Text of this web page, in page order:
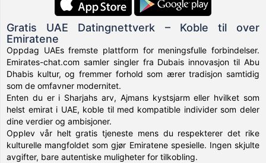
Gratis UAE Datingnettverk – Koble til over
Emiratene
Oppdag UAEs fremste plattform for meningsfulle forbindelser.
Emirates-chat.com samler singler fra Dubais innovasjon til Abu
Dhabis kultur, og fremmer forhold som ærer tradisjon samtidig
som de omfavner modernitet.
Enten du er i Sharjahs arv, Ajmans kystsjarm eller hvilket som
helst emirat i UAE, koble til med kompatible individer som deler
dine verdier og ambisjoner.
Opplev vår helt gratis tjeneste mens du respekterer det rike
kulturelle mangfoldet som gjør Emiratene spesielle. Ingen skjulte
avgifter, bare autentiske muligheter for tilkobling.